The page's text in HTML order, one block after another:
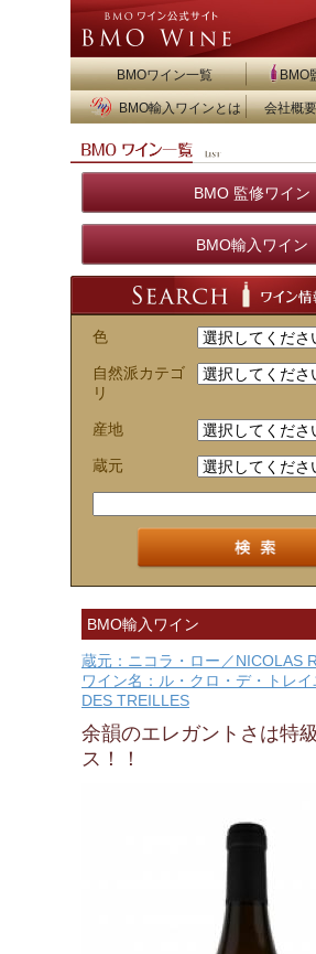
BMOワイン一覧 BMO
BMO輸入ワインとは 会社概要
BMO 監修ワイン
BMO輸入ワイン
色
自然派カテゴ
リ
産地
蔵元
BMO輸入ワイン
蔵元：ニコラ・ロー／NICOLAS
ワイン名：ル・クロ・デ・トレ
DES TREILLES
余韻のエレガントさは特
ス！！